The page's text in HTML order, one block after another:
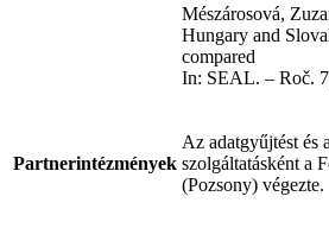
Mészárosová,
Hungary and
compared
In: SEAL. – Roč.
Partnerintézmények
Az adatgyűjtést és
szolgáltatásként a
(Pozsony) végezte.